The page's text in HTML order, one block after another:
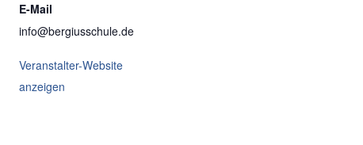
E-Mail
info@bergiusschule.de
Veranstalter-Website
anzeigen